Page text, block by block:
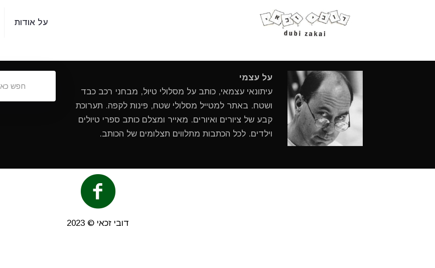
על אודות
על עצמי
עיתונאי עצמאי, כותב על מסלולי טיול, מבחני רכב כבד
ושטח. באתר למטייל מסלולי שטח, פינות לקפה. תערוכת
קבע של ציורים ואיורים. מאייר ומצלם כותב ספרי טיולים
וילדים. לכל הכתבות מתלווים תצלומים של הכותב.
דובי זכאי © 2023